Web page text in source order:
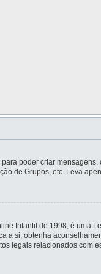
poder criar
de Grupos, etc. Leva
Infantil de 1998, é uma
a si, obtenha
legais relacionados com